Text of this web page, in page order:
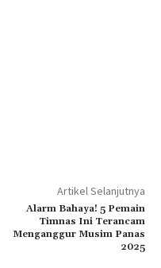
Artikel Selanjutnya
Alarm Bahaya! 5 Pemain
Timnas Ini Terancam
Menganggur Musim Panas
2025